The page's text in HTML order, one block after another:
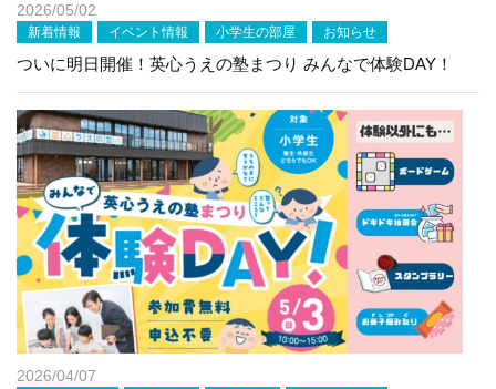
2026/05/02
新着情報 イベント情報 小学生の部屋 お知らせ
ついに明日開催！英心うえの塾まつり みんなで体験DAY！
2026/04/07